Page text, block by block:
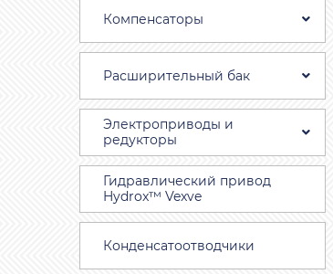
Компенсаторы
Расширительный бак
Электроприводы и
редукторы
Гидравлический привод
Hydrox™ Vexve
Конденсатоотводчики